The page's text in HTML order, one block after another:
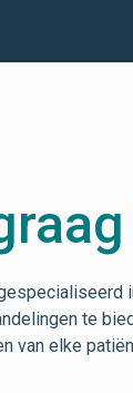
te
van elke